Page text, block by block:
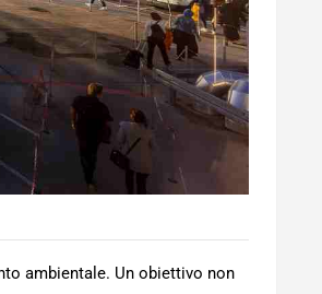
ambientale. Un obiettivo non